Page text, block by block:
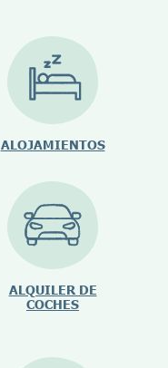
ALOJAMIENTOS
ALQUILER DE
COCHES